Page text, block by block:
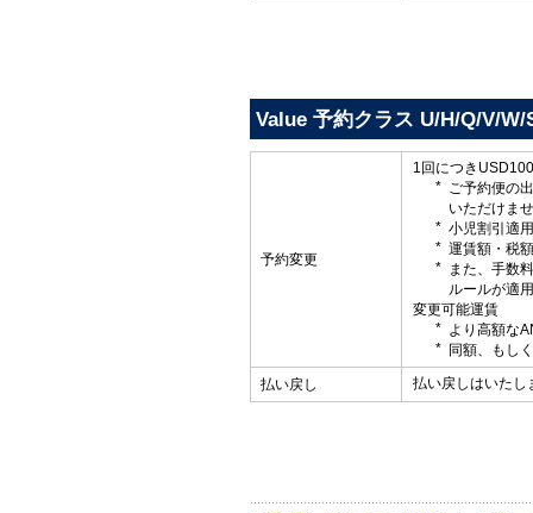
Value 予約クラス U/H/Q/V/W/
予約変更
1回につき
ご予約便の
いただけま
小児割引適
運賃額・税
また、手数
ルールが適
変更可能運賃
より高額な
同額、もし
払い戻し 払い戻しはいたし